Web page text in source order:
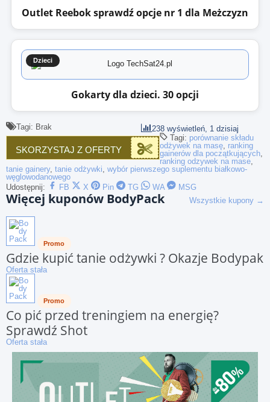
Outlet Reebok sprawdź opcje nr 1 dla Meżczyzn
Dzieci
Gokarty dla dzieci. 30 opcji
Tagi: Brak 238 wyświetleń, 1 dzisiaj
SKORZYSTAJ Z OFERTY
Tagi: porównanie składu
odżywek na masę, ranking
gainerów dla początkujących,
ranking odzywek na mase,
tanie gainery, tanie odżywki, wybór pierwszego suplementu białkowo-
węglowodanowego
Udostępnij:
FB X Pin TG WA MSG
Więcej kuponów BodyPack Wszystkie kupony →
Promo
Gdzie kupić tanie odżywki ? Okazje Bodypak
Oferta stała
Promo
Co pić przed treningiem na energię?
Sprawdź Shot
Oferta stała